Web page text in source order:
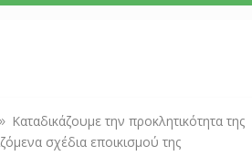
9
Καταδικάζουμε την προκλητικότητα της
σχέδια εποικισμού της